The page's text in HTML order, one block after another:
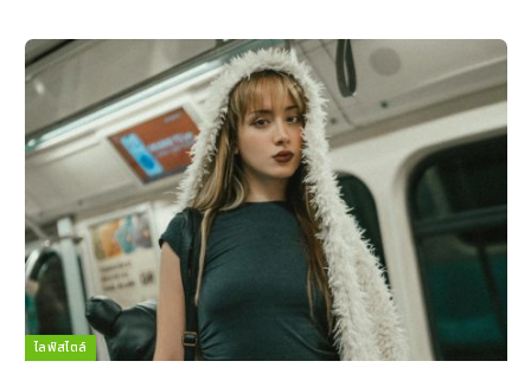
ไลฟ์สไตล์